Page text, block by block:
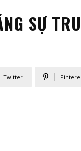
SỰ
Twitter